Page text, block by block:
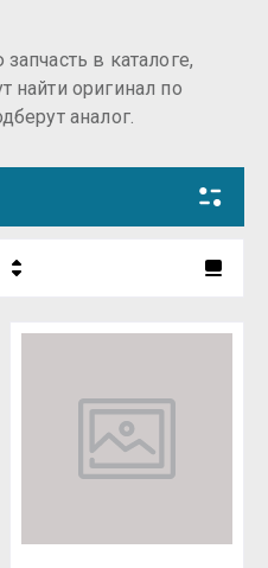
в каталоге,
найти оригинал по
аналог.